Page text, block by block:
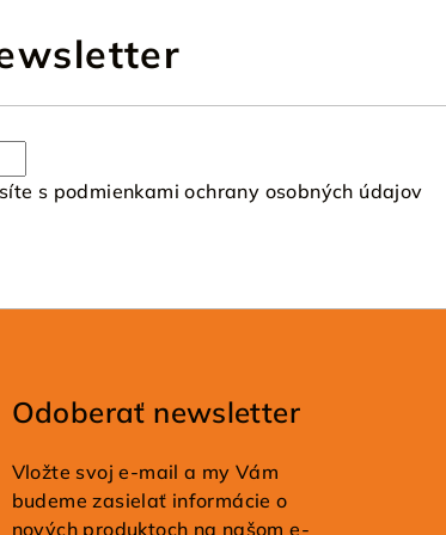
s podmienkami ochrany osobných údajov
Odoberať newsletter
Vložte svoj e-mail a my Vám
budeme zasielať informácie o
nových produktoch na našom e-